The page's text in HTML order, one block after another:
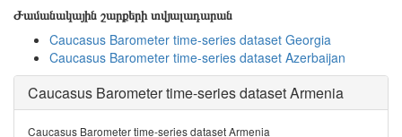
Ժամանակային շարքերի տվյալադարան
Caucasus Barometer time-series dataset Georgia
Caucasus Barometer time-series dataset Azerbaijan
Caucasus Barometer time-series dataset Armenia
Caucasus Barometer time-series dataset Armenia